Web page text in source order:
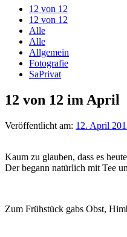
12 von 12
12 von 12
Alle
Alle
Allgemein
Fotografie
SaPrivat
12 von 12 im April
Veröffentlicht am: 12. April
Kaum zu glauben, dass es
Der begann natürlich mit Tee
Zum Frühstück gabs Obst,